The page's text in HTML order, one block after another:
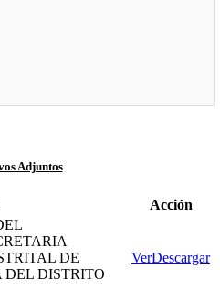
Adjuntos
Acción
DE
DISTRITO
VerDescargar